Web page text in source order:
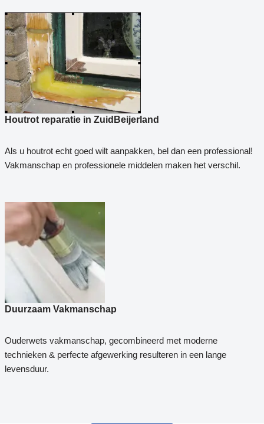
Houtrot reparatie in ZuidBeijerland
Als u houtrot echt goed wilt aanpakken, bel dan een professional!
Vakmanschap en professionele middelen maken het verschil.
Duurzaam Vakmanschap
Ouderwets vakmanschap, gecombineerd met moderne
technieken & perfecte afgewerking resulteren in een lange
levensduur.